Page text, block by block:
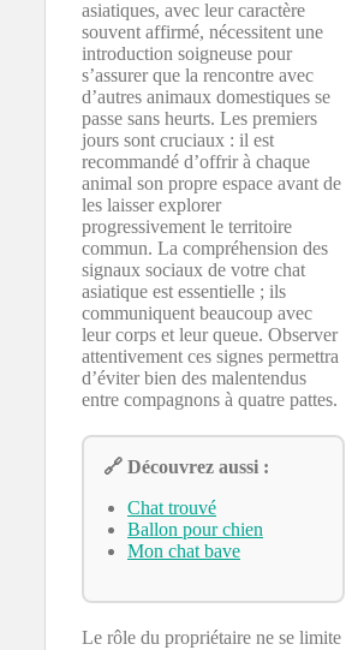
asiatiques, avec leur caractère
souvent affirmé, nécessitent une
introduction soigneuse pour
s’assurer que la rencontre avec
d’autres animaux domestiques se
passe sans heurts. Les premiers
jours sont cruciaux : il est
recommandé d’offrir à chaque
animal son propre espace avant de
les laisser explorer
progressivement le territoire
commun. La compréhension des
signaux sociaux de votre chat
asiatique est essentielle ; ils
communiquent beaucoup avec
leur corps et leur queue. Observer
attentivement ces signes permettra
d’éviter bien des malentendus
entre compagnons à quatre pattes.
🔗 Découvrez aussi :
Chat trouvé
Ballon pour chien
Mon chat bave
Le rôle du propriétaire ne se limite